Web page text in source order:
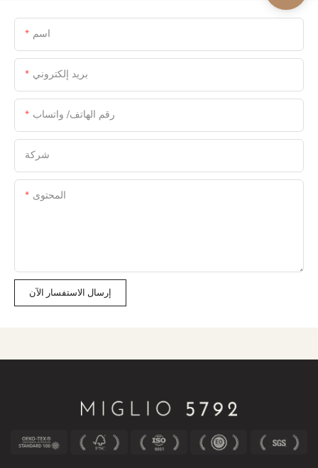
اسم
بريد إلكتروني
رقم الهاتف/ واتساب
شركة
المحتوى
إرسال الاستفسار الآن